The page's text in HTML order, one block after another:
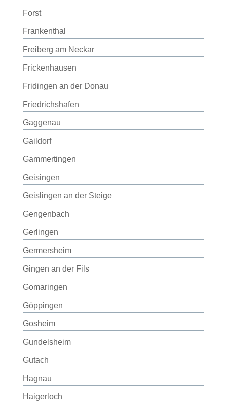
Forst
Frankenthal
Freiberg am Neckar
Frickenhausen
Fridingen an der Donau
Friedrichshafen
Gaggenau
Gaildorf
Gammertingen
Geisingen
Geislingen an der Steige
Gengenbach
Gerlingen
Germersheim
Gingen an der Fils
Gomaringen
Göppingen
Gosheim
Gundelsheim
Gutach
Hagnau
Haigerloch